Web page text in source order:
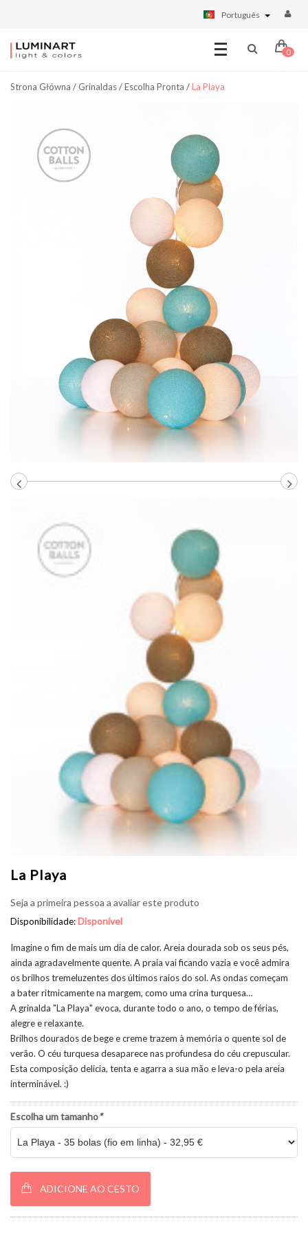
Português
0
Strona Główna / Grinaldas/Escolha Pronta /La Playa
La Playa
Seja a primeira pessoa a avaliar este produto
Disponibilidade:Disponível
Imagine o fim de mais um dia de calor. Areia dourada sob os seus pés,
ainda agradavelmente quente. A praia vai ficando vazia e você admira
os brilhos tremeluzentes dos últimos raios do sol. As ondas começam
a bater ritmicamente na margem, como uma crina turquesa…
A grinalda "La Playa" evoca, durante todo o ano, o tempo de férias,
alegre e relaxante.
Brilhos dourados de bege e creme trazem à memória o quente sol de
verão. O céu turquesa desaparece nas profundesa do céu crepuscular.
Esta composição delicia, tenta e agarra a sua mão e leva-o pela areia
interminável. :)
Escolha um tamanho*
ADICIONE AO CESTO